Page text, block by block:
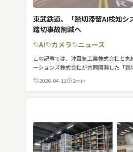
東武鉄道、「踏切滞留AI検知シ
踏切事故削減へ
AI
カメラ ニュース
この記事では、沖電気工業株式会社と丸
ーションズ株式会社が共同開発した「踏
2026-04-11 2min